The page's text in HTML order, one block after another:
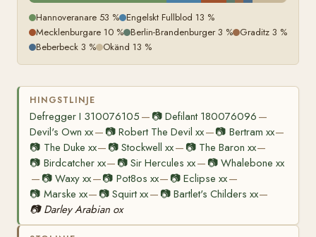
Hannoveranare 53 % Engelskt Fullblod 13 %
Mecklenburgare 10 % Berlin-Brandenburger 3 % Graditz 3 %
Beberbeck 3 % Okänd 13 %
HINGSTLINJE
Defregger I 310076105 — 📷Defilant 180076096 —
Devil's Own xx— 📷Robert The Devil xx—📷 Bertram xx—
📷 The Duke xx— 📷Stockwell xx— 📷 The Baron xx—
📷 Birdcatcher xx— 📷Sir Hercules xx— 📷 Whalebone xx
— 📷Waxy xx—📷 Pot8os xx— 📷Eclipse xx—
📷 Marske xx— 📷Squirt xx— 📷 Bartlet's Childers xx—
📷 Darley Arabian ox